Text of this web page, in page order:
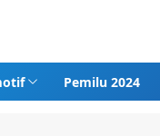
Pemilu 2024